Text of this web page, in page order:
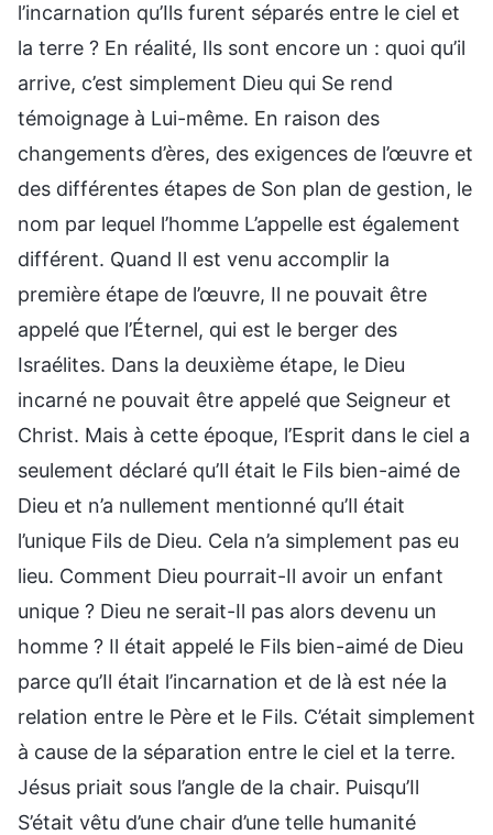
l’incarnation qu’Ils furent séparés entre le ciel et
la terre ? En réalité, Ils sont encore un : quoi qu’il
arrive, c’est simplement Dieu qui Se rend
témoignage à Lui-même. En raison des
changements d’ères, des exigences de l’œuvre et
des différentes étapes de Son plan de gestion, le
nom par lequel l’homme L’appelle est également
différent. Quand Il est venu accomplir la
première étape de l’œuvre, Il ne pouvait être
appelé que l’Éternel, qui est le berger des
Israélites. Dans la deuxième étape, le Dieu
incarné ne pouvait être appelé que Seigneur et
Christ. Mais à cette époque, l’Esprit dans le ciel a
seulement déclaré qu’Il était le Fils bien-aimé de
Dieu et n’a nullement mentionné qu’Il était
l’unique Fils de Dieu. Cela n’a simplement pas eu
lieu. Comment Dieu pourrait-Il avoir un enfant
unique ? Dieu ne serait-Il pas alors devenu un
homme ? Il était appelé le Fils bien-aimé de Dieu
parce qu’Il était l’incarnation et de là est née la
relation entre le Père et le Fils. C’était simplement
à cause de la séparation entre le ciel et la terre.
Jésus priait sous l’angle de la chair. Puisqu’Il
S’était vêtu d’une chair d’une telle humanité